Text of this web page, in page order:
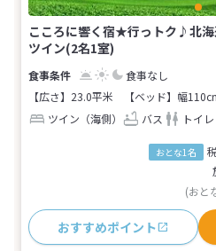
こころに響く宿★行っトク♪北海
ツイン(2名1室)
食事なし
【広さ】23.0平米
【ベッド】幅
ツイン（海側）
バス トイレ
おとな1名
(おと
おすすめポイント